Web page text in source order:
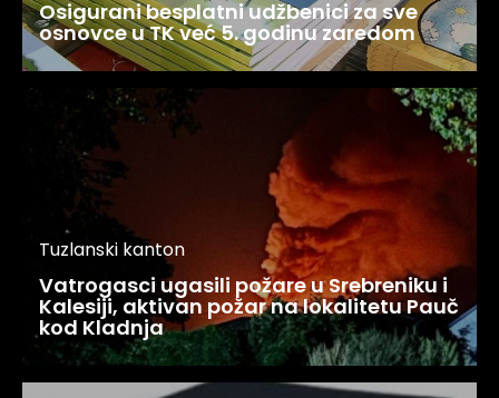
Osigurani besplatni udžbenici za sve
osnovce u TK već 5. godinu zaredom
Tuzlanski kanton
Vatrogasci ugasili požare u Srebreniku i
Kalesiji, aktivan požar na lokalitetu Pauč
kod Kladnja